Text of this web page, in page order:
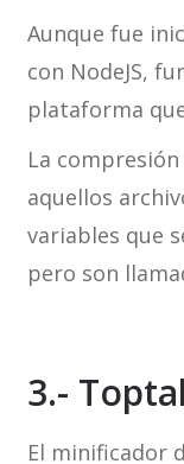
Aunque fue
con NodeJS,
plataforma
La
aquellos
variables que
pero son
3.- Toptal
El minificador